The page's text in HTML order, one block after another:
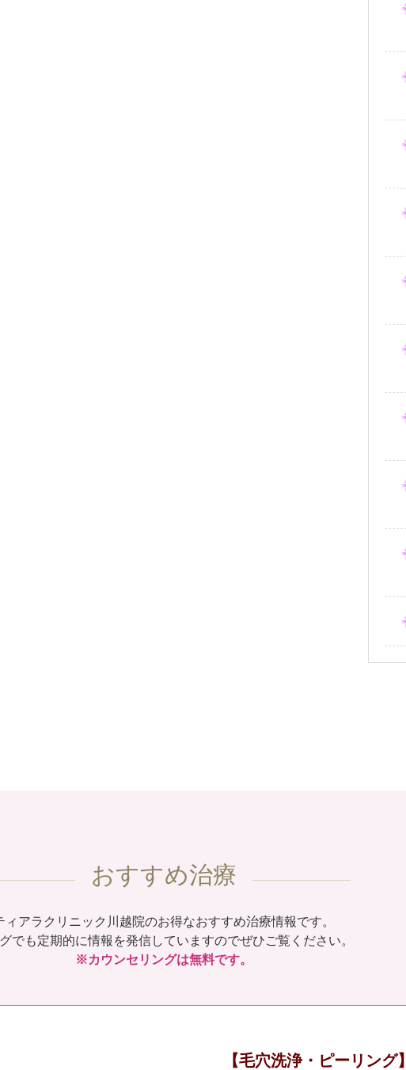
おすすめ治療
ィアラクリニック川越院のお得なおすすめ治療情報です。
でも定期的に情報を発信していますのでぜひご覧ください。
※カウンセリングは無料です。
【毛穴洗浄・ピーリング】